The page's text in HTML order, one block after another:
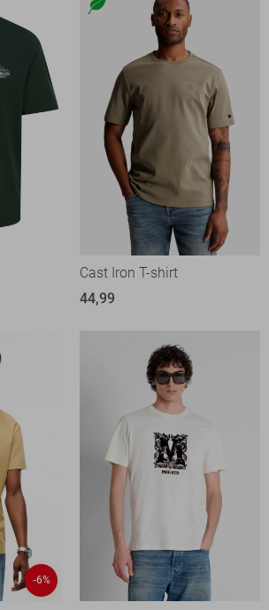
Cast Iron T-shirt
44,99
-6%